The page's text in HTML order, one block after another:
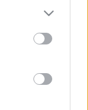
more Google
may click to
party tags to
below Google
«Η
στην